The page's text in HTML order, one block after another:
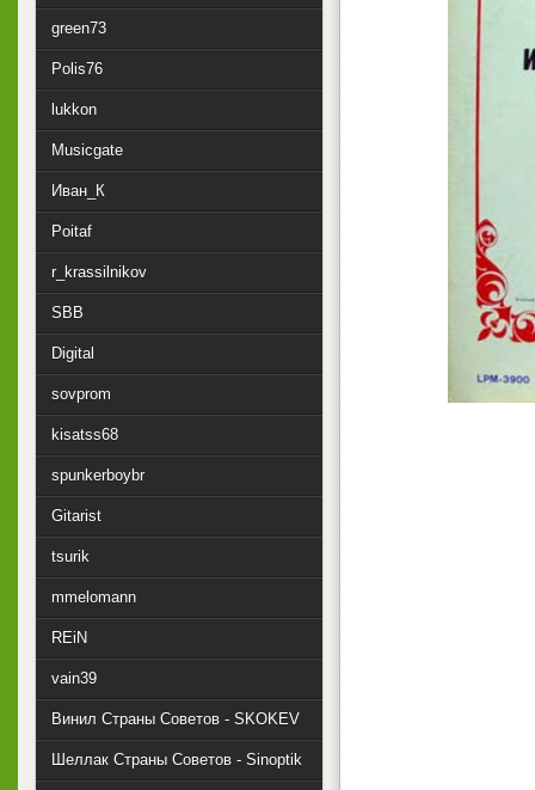
green73
Polis76
lukkon
Musicgate
Иван_К
Poitaf
r_krassilnikov
SBB
Digital
sovprom
kisatss68
spunkerboybr
Gitarist
tsurik
mmelomann
REiN
vain39
Винил Страны Советов - SKOKEV
Шеллак Страны Советов - Sinoptik